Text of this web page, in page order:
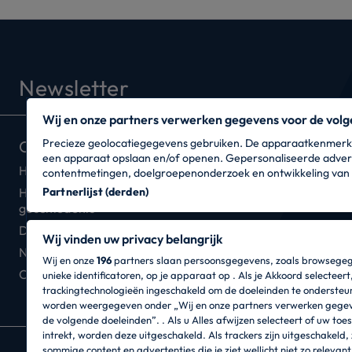
Newsletter
Over ons
Haier Europe
Hoover DNA - Onze
geschiedenis
De Hoover Connectiviteit
Nieuwsbrief
Catalogi
Waar kun je ons
Retailers
Wij en onze partners verwerken gegevens voor de
Precieze geolocatiegegevens gebruiken. De
een apparaat opslaan en/of openen. Gepersonaliseerde
contentmetingen, doelgroepenonderzoek en ontwikkeling van
Partnerlijst (derden)
Wij vinden uw privacy belangrijk
Wij en onze196partners slaan persoonsgegevens, zoals
unieke identificatoren, op je apparaat op . Als je Akkoord
trackingtechnologieën ingeschakeld om de doeleinden te
worden weergegeven onder „Wij en onze partners verwerken
de volgende doeleinden”. . Als u Alles afwijzen selecteert of uw
intrekt, worden deze uitgeschakeld. Als trackers zijn uitgeschakeld,